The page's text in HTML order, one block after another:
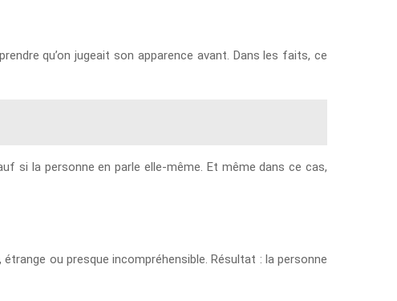
qu’on jugeait son apparence avant. Dans les faits, ce
si la personne en parle elle-même. Et même dans ce cas,
ou presque incompréhensible. Résultat : la personne